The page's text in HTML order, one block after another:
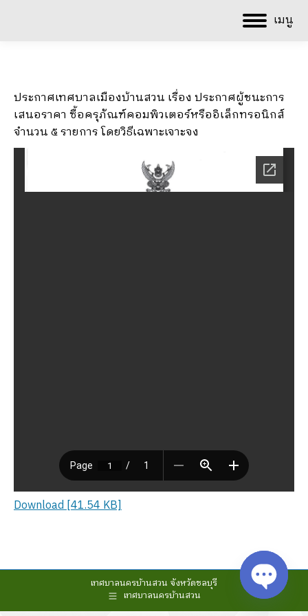
เมนู
ประกาศเทศบาลเมืองบ้านสวน เรื่อง ประกาศผู้ชนะการ
เสนอราคา ซื้อครุภัณฑ์คอมพิวเตอร์หรืออิเล็กทรอนิกส์
จำนวน ๕ รายการ โดยวิธีเฉพาะเจาะจง
Download [41.54 KB]
เทศบาลนครบ้านสวน จังหวัดชลบุรี
เทศบาลนครบ้านสวน